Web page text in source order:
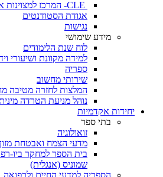
אגודת הסטודנטים
נגישות
מידע שימושי
לוח שנת הלימודים
למידה מקוונת ושיעורי
ספריה
שירותי מחשוב
המלצות לחזרה מטיבה
נוהל מניעת הטרדה
יחידות אקדמיות
בתי ספר
זואולוגיה
מדעי הצמח ואבטחת מזון
בית הספר למחקר ביו-
שמוניס (אנגלית)
הספריה למדעי החיים ולרפואה